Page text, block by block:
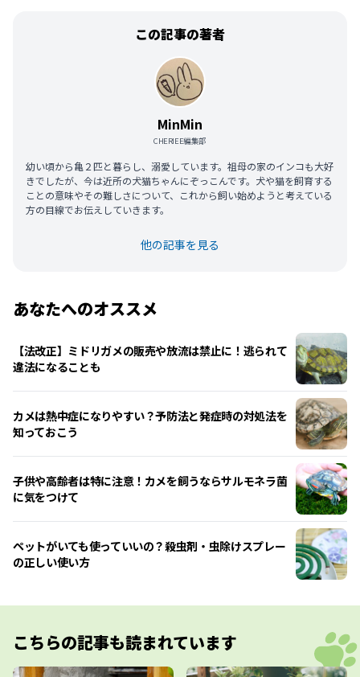
この記事の著者
MinMin
CHERIEE編集部
幼い頃から亀２匹と暮らし、溺愛しています。祖母の家のインコも大好
きでしたが、今は近所の犬猫ちゃんにぞっこんです。犬や猫を飼育する
ことの意味やその難しさについて、これから飼い始めようと考えている
方の目線でお伝えしていきます。
他の記事を見る
あなたへのオススメ
【法改正】ミドリガメの販売や放流は禁止に！逃られて
違法になることも
カメは熱中症になりやすい？予防法と発症時の対処法を
知っておこう
子供や高齢者は特に注意！カメを飼うならサルモネラ菌
に気をつけて
ペットがいても使っていいの？殺虫剤・虫除けスプレー
の正しい使い方
こちらの記事も読まれています